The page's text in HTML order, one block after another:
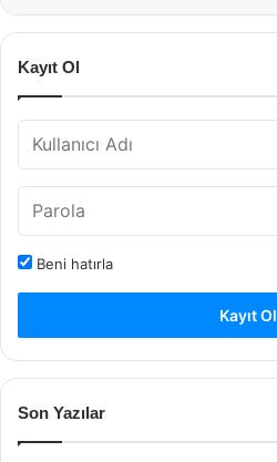
Kayıt Ol
Beni hatırla
Kayıt Ol
Son Yazılar